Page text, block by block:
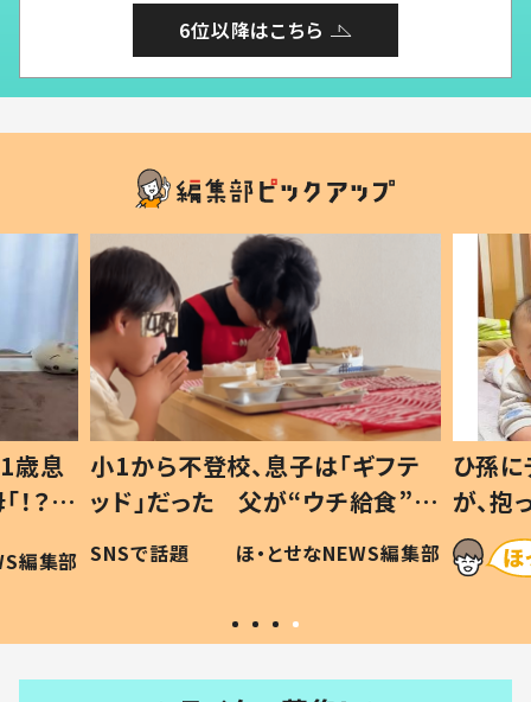
6位以降はこちら
歳息
？」
編集部
小1から不登校、息子は「ギフテ
ッド」だった 父が“ウチ給食”を
作り続ける理由とは #令和の親
#令和の子
SNSで話題 ほ・とせなNEWS編集部
ひ孫
が、
「涙が
い」